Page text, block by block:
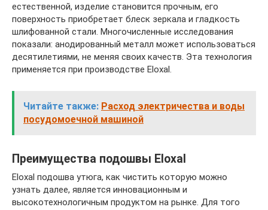
естественной, изделие становится прочным, его
поверхность приобретает блеск зеркала и гладкость
шлифованной стали. Многочисленные исследования
показали: анодированный металл может использоваться
десятилетиями, не меняя своих качеств. Эта технология
применяется при производстве Eloxal.
Читайте также: Расход электричества и воды
посудомоечной машиной
Преимущества подошвы Eloxal
Eloxal подошва утюга, как чистить которую можно
узнать далее, является инновационным и
высокотехнологичным продуктом на рынке. Для того